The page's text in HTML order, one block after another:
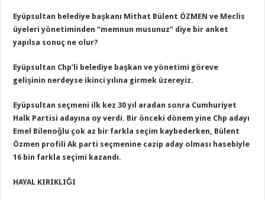
Eyüpsultan belediye başkanı Mithat Bülent ÖZMEN ve Meclis
üyeleri yönetiminden “memnun musunuz” diye bir anket
yapılsa sonuç ne olur?
Eyüpsultan Chp’li belediye başkan ve yönetimi göreve
gelişinin nerdeyse ikinci yılına girmek üzereyiz.
Eyüpsultan seçmeni ilk kez 30 yıl aradan sonra Cumhuriyet
Halk Partisi adayına oy verdi. Bir önceki dönem yine Chp adayı
Emel Bilenoğlu çok az bir farkla seçim kaybederken, Bülent
Özmen profili Ak parti seçmenine cazip aday olması hasebiyle
16 bin farkla seçimi kazandı.
HAYAL KIRIKLIĞI